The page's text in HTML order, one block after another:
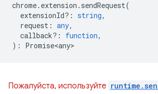
chrome. extension . sendRequest(
extensionId? : string,
request : any,
callback? : function,
) : Promise<any>
Пожалуйста, используйте